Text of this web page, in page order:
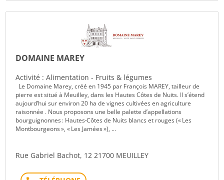
DOMAINE MAREY
Activité : Alimentation - Fruits & légumes
Le Domaine Marey, créé en 1945 par François MAREY, tailleur de
pierre est situé à Meuilley, dans les Hautes Côtes de Nuits. Il s’étend
aujourd’hui sur environ 20 ha de vignes cultivées en agriculture
raisonnée . Nous proposons une belle palette d’appellations
bourguignonnes : Hautes‑Côtes de Nuits blancs et rouges (« Les
Montbourgeons », « Les Jamées »), ...
Rue Gabriel Bachot, 12 21700 MEUILLEY